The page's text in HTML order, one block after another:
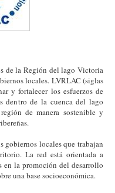
de la Región del lago Victoria
locales. LVRLAC (siglas
y fortalecer los esfuerzos de
dentro de la cuenca del lago
de manera sostenible y
gobiernos locales que trabajan
La red está orientada a
en la promoción del desarrollo
una base socioeconómica.